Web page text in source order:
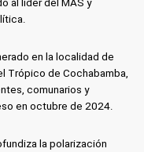
al líder del MAS y
en la localidad de
Trópico de Cochabamba,
comunarios y
en octubre de 2024.
la polarización